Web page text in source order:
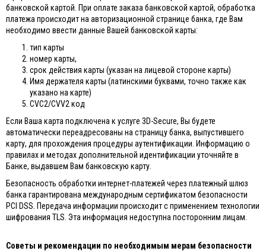
банковской картой. При оплате заказа банковской картой, обработка
платежа происходит на авторизационной странице банка, где Вам
необходимо ввести данные Вашей банковской карты:
тип карты
номер карты,
срок действия карты (указан на лицевой стороне карты)
Имя держателя карты (латинскими буквами, точно также как
указано на карте)
CVC2/CVV2 код
Если Ваша карта подключена к услуге 3D-Secure, Вы будете
автоматически переадресованы на страницу банка, выпустившего
карту, для прохождения процедуры аутентификации. Информацию о
правилах и методах дополнительной идентификации уточняйте в
Банке, выдавшем Вам банковскую карту.
Безопасность обработки интернет-платежей через платежный шлюз
банка гарантирована международным сертификатом безопасности
PCI DSS. Передача информации происходит с применением технологии
шифрования TLS. Эта информация недоступна посторонним лицам.
Советы и рекомендации по необходимым мерам безопасности